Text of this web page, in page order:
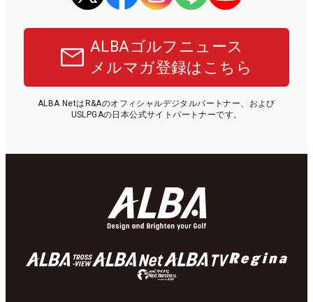
ALBAゴルフニュース
メルマガ登録はこちら
ALBA NetはR&Aのオフィシャルデジタルパートナー、および
USLPGAの日本公式サイトパートナーです。